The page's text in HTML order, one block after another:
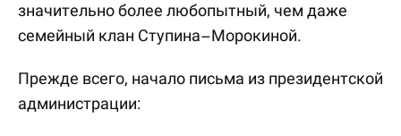
значительно более любопытный, чем даже
семейный клан Ступина–Морокиной.
Прежде всего, начало письма из президентской
администрации: